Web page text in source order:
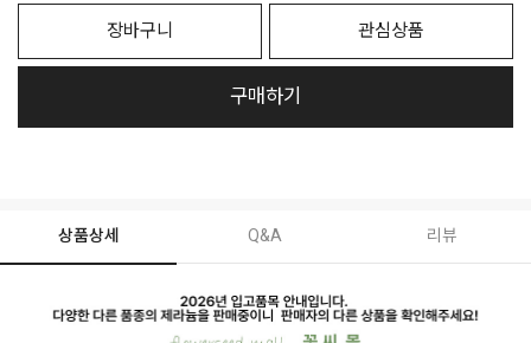
장바구니 관심상품
구매하기
상품상세 Q&A 리뷰